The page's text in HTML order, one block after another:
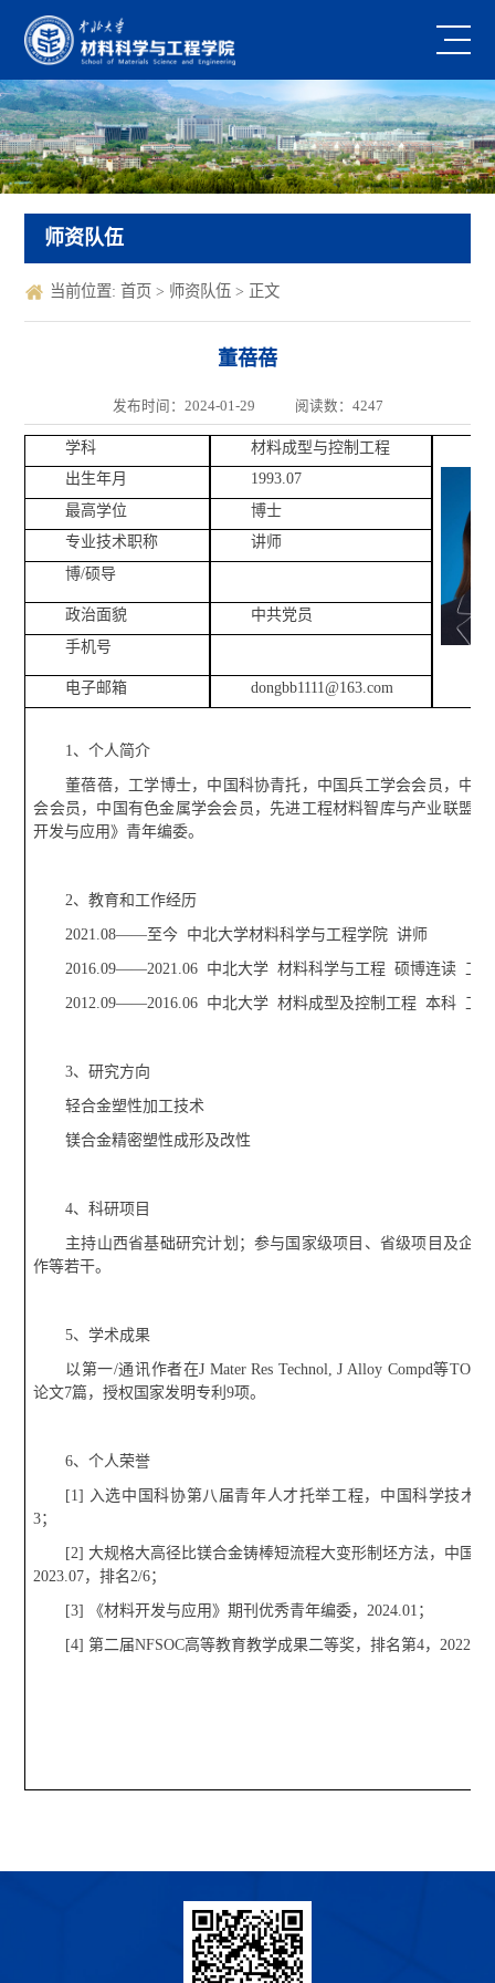
师资队伍
当前位置: 首页 > 师资队伍 > 正文
董蓓蓓
发布时间：2024-01-29 阅读数： 4247
学科
材料成型与控制工程
出生年月
1993.07
最高学位
博士
专业技术职称
讲师
博/硕导
政治面貌
中共党员
手机号
电子邮箱 dongbb1111@163.com
1、个人简介
董蓓蓓，工学博士，中国科协青托，中国兵工学会会员，中国
会会员，中国有色金属学会会员，先进工程材料智库与产业联盟理
开发与应用》青年编委。
2、教育和工作经历
2021.08——至今 中北大学材料科学与工程学院 讲师
2016.09——2021.06 中北大学 材料科学与工程 硕博连读 工
2012.09——2016.06 中北大学 材料成型及控制工程 本科 工
3、研究方向
轻合金塑性加工技术
镁合金精密塑性成形及改性
4、科研项目
主持山西省基础研究计划；参与国家级项目、省级项目及企业
作等若干。
5、学术成果
以第一/通讯作者在J Mater Res Technol, J Alloy Compd等TOP
论文7篇，授权国家发明专利9项。
6、个人荣誉
[1] 入选中国科协第八届青年人才托举工程，中国科学技术协
3；
[2]大规格大高径比镁合金铸棒短流程大变形制坯方法，中国
2023.07，排名2/6；
[3] 《材料开发与应用》期刊优秀青年编委，2024.01；
[4] 第二届NFSOC高等教育教学成果二等奖，排名第4，2022.10